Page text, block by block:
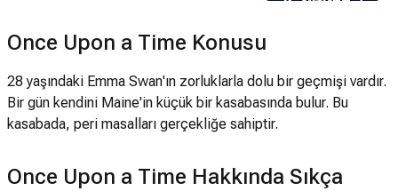
Once Upon a Time Konusu
28 yaşındaki Emma Swan'ın zorluklarla dolu bir geçmişi vardır.
Bir gün kendini Maine'in küçük bir kasabasında bulur. Bu
kasabada, peri masalları gerçekliğe sahiptir.
Once Upon a Time Hakkında Sıkça